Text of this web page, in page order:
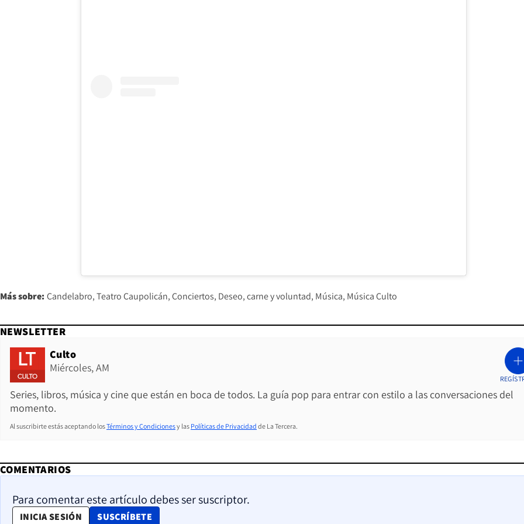
Más sobre: Candelabro Teatro Caupolicán Conciertos Deseo, carne y voluntad Música Música Culto
NEWSLETTER
Culto
Miércoles, AM
Series, libros, música y cine que están en boca de todos. La guía pop para entrar con estilo a las conversaciones del
momento.
Al suscribirte estás aceptando losTérminos y Condicionesy las Políticas de Privacidad de La Tercera.
COMENTARIOS
Para comentar este artículo debes ser suscriptor.
INICIA SESIÓN SUSCRÍBETE
OPENS IN NEW WINDOW